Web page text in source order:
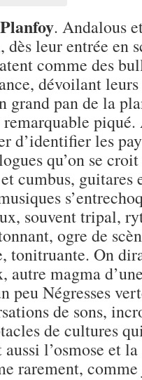
. Andalous
leur entrée en
comme des
dévoilant
grand pan de la
piqué.
d’identifier les
qu’on se
cumbus, guitares
souvent tripal,
ogre de
tonitruante. On
autre magma
peu Négresses
de sons,
de cultures
aussi l’osmose et
rarement, comme